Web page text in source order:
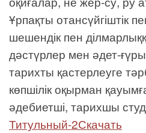
Ұрпақты отансүйгіштік
шешендік пен
дәстүрлер мен әдет-
тарихты қастерлеуге
көпшілік оқырман
әдебиетші, тарихшы
Титульный-2Скачать